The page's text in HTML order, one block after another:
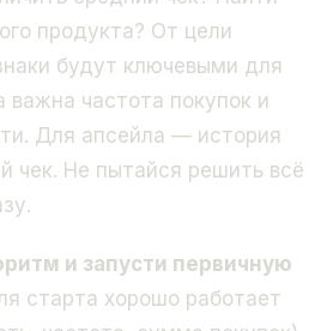
продукта? От цели
будут ключевыми для
частота покупок и
Для апсейла — история
чек. Не пытайся решить всё
и запусти первичную
старта хорошо работает